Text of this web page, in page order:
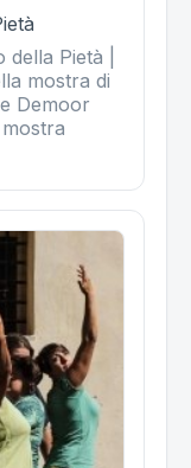
Pietà |
mostra di
Demoor